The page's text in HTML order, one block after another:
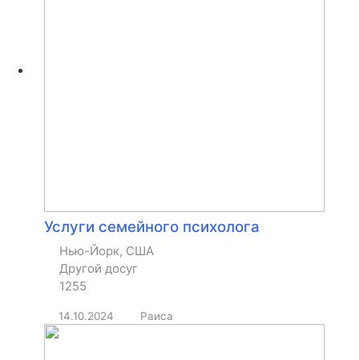
Услуги семейного психолога
Нью-Йорк, США
Другой досуг
1255
14.10.2024 Раиса